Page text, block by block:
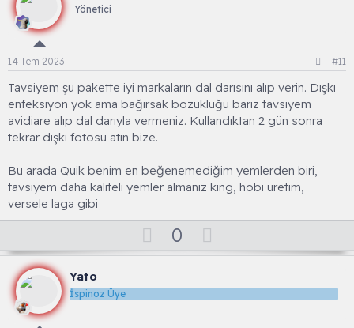
o
e
Yönetici
14 Tem 2023 #11
Tavsiyem şu pakette iyi markaların dal darısını alıp verin. Dışkı
enfeksiyon yok ama bağırsak bozukluğu bariz tavsiyem
avidiare alıp dal darıyla vermeniz. Kullandıktan 2 gün sonra
tekrar dışkı fotosu atın bize.
Bu arada Quik benim en beğenemediğim yemlerden biri,
tavsiyem daha kaliteli yemler almanız king, hobi üretim,
versele laga gibi
O
y
a
0
o
n
Yato
İspinoz Üye